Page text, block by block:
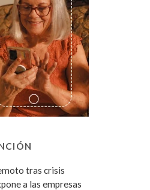
tras crisis
a las empresas